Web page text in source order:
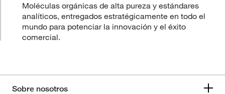
Moléculas orgánicas de alta pureza y estándares
analíticos, entregados estratégicamente en todo el
mundo para potenciar la innovación y el éxito
comercial.
Sobre nosotros